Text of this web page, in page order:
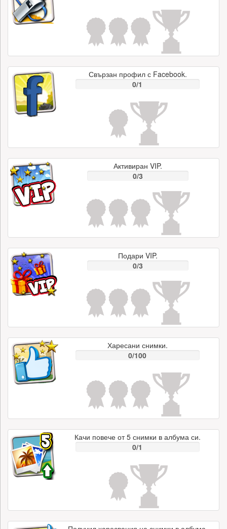
Свързан профил с Facebook.
0/1
Активиран VIP.
0/3
Подари VIP.
0/3
Харесани снимки.
0/100
Качи повече от 5 снимки в албума си.
0/1